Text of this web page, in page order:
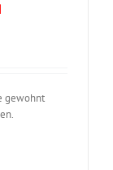
gewohnt